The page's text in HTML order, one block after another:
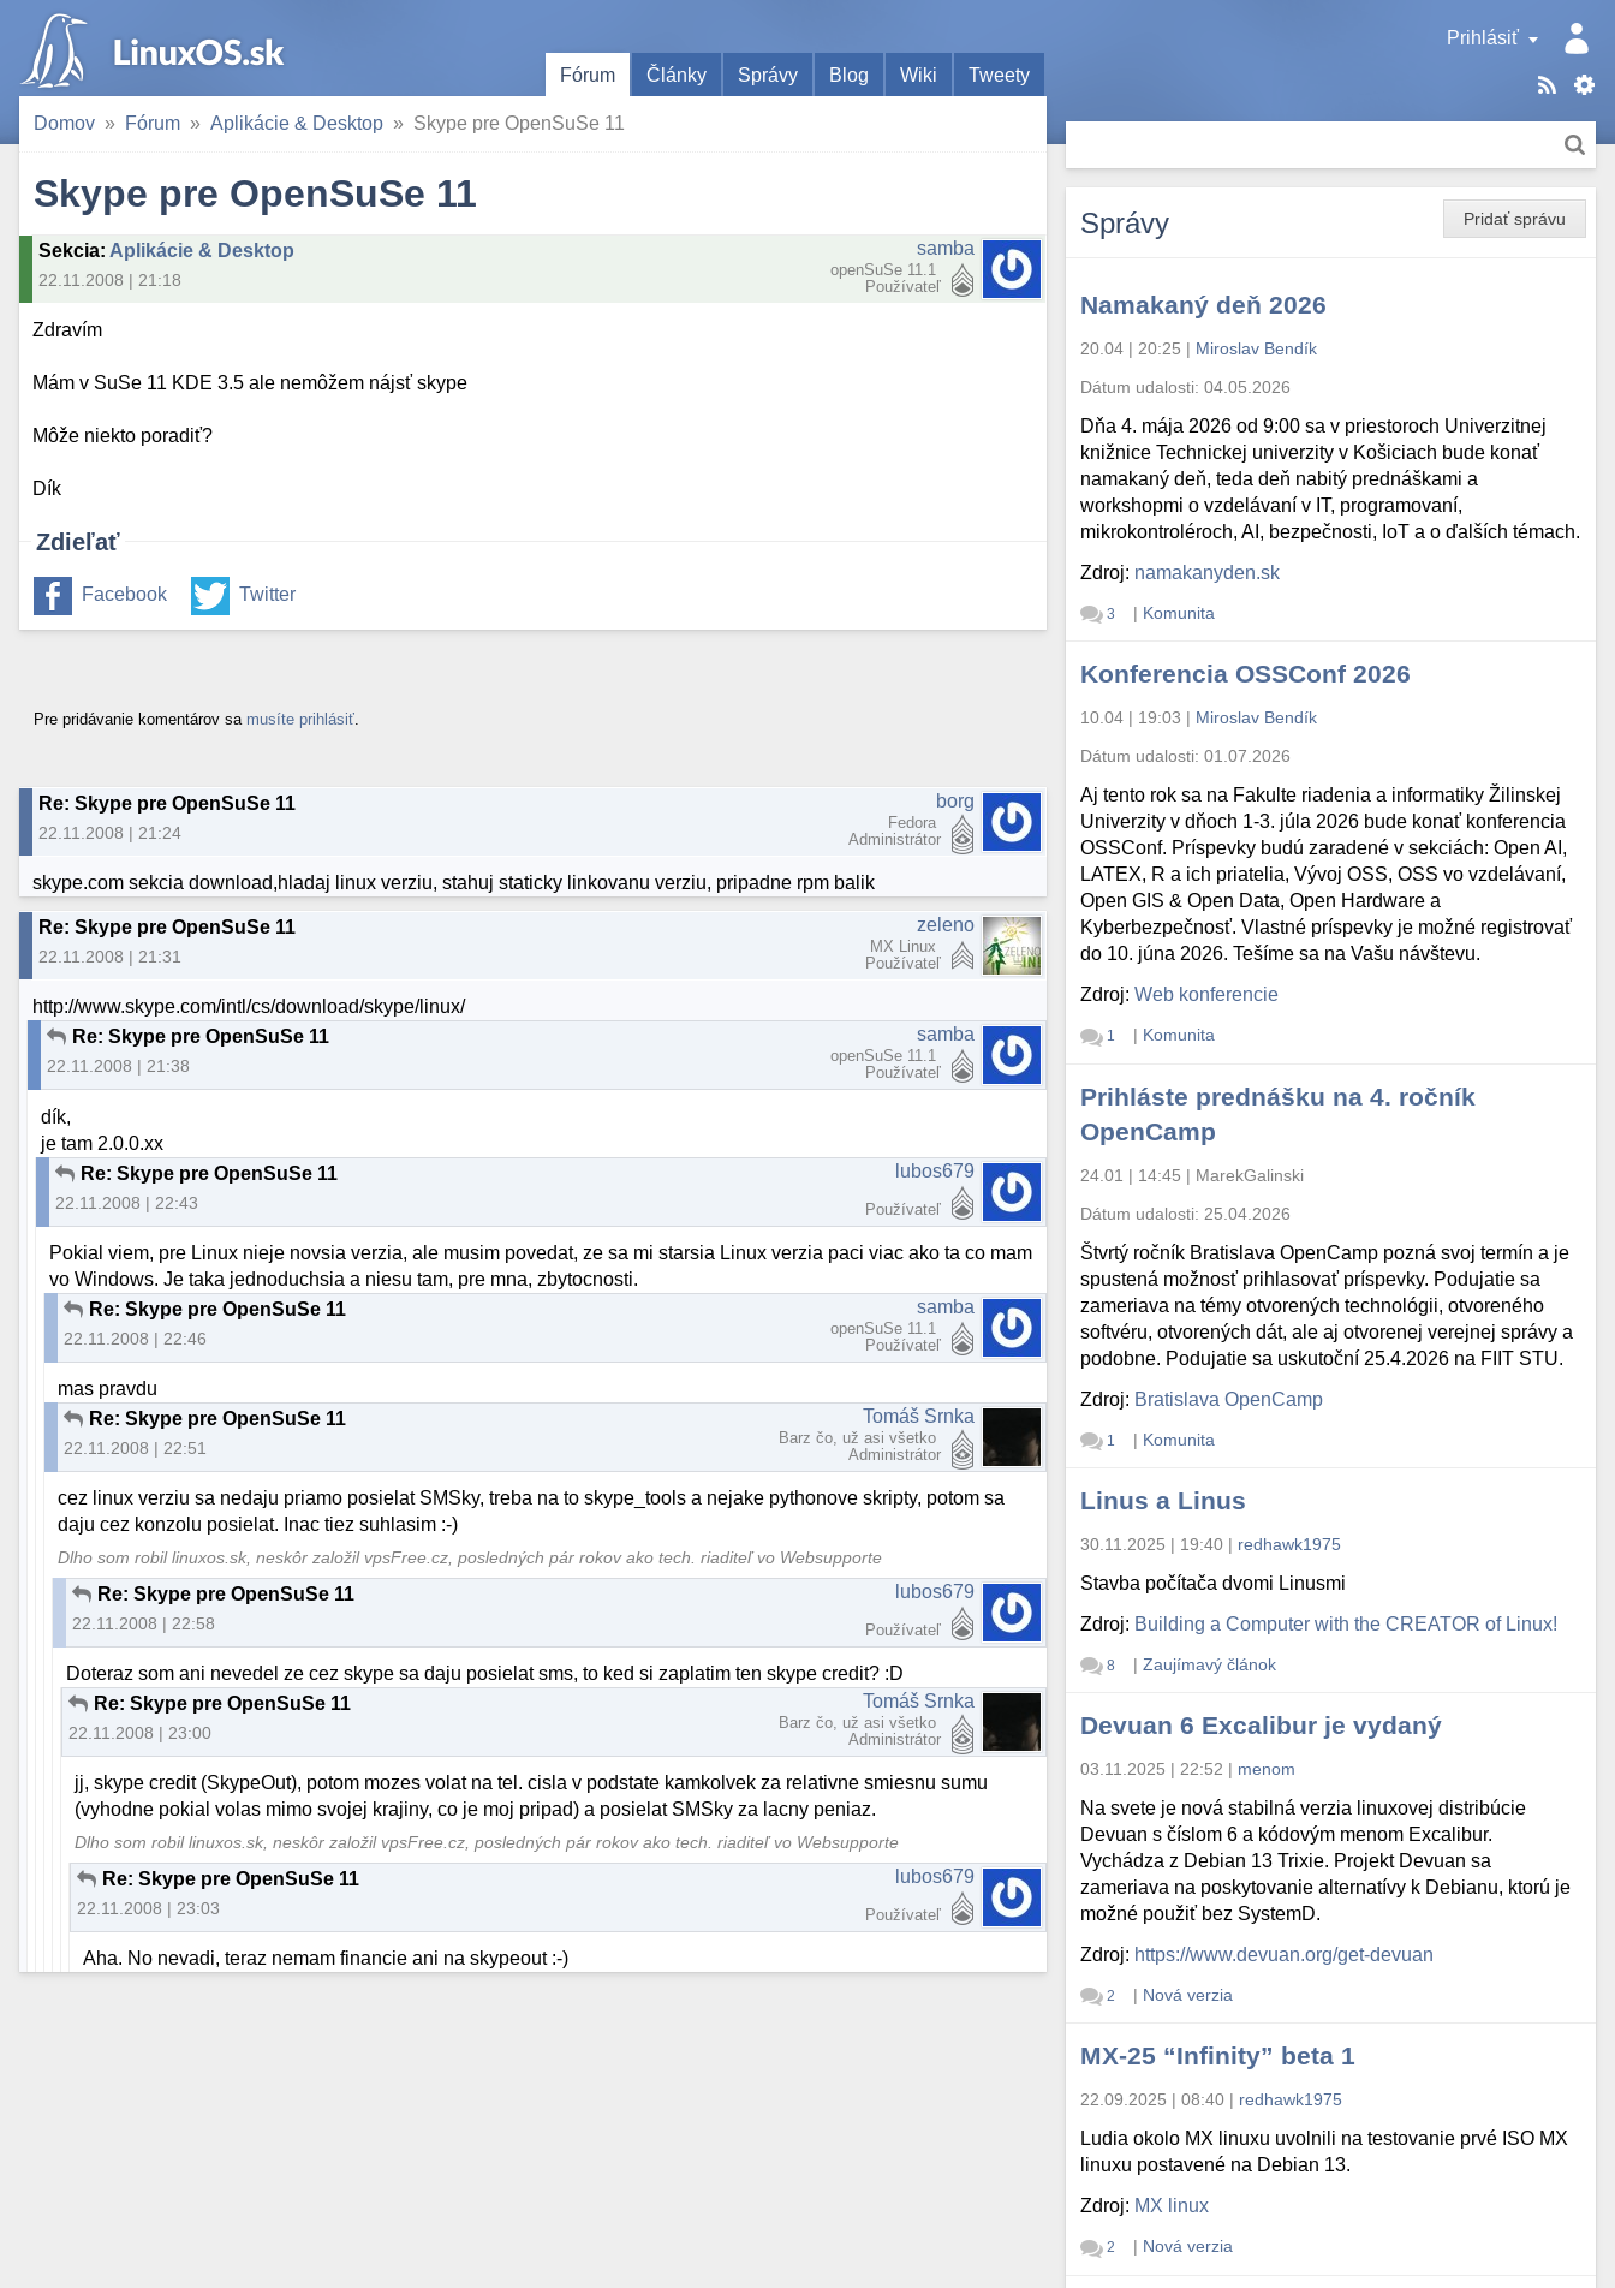
Prihlásiť
Fórum
Články Správy Blog Wiki Tweety
Domov Fórum Aplikácie & Desktop Skype pre OpenSuSe 11
Skype pre OpenSuSe 11
Sekcia: Aplikácie & Desktop
22.11.2008 | 21:18
samba
openSuSe 11.1
Používateľ
Zdravím
Mám v SuSe 11 KDE 3.5 ale nemôžem nájsť skype
Môže niekto poradiť?
Dík
Zdieľať
Facebook Twitter
Pre pridávanie komentárov sa musíte prihlásiť
Re: Skype pre OpenSuSe 11
22.11.2008 | 21:24
borg
Fedora
Administrátor
skype.com sekcia download,hladaj linux verziu, stahuj staticky linkovanu verziu, pripadne rpm balik
Re: Skype pre OpenSuSe 11
22.11.2008 | 21:31
zeleno
MX Linux
Používateľ
http://www.skype.com/intl/cs/download/skype/linux/
Re: Skype pre OpenSuSe 11
22.11.2008 | 21:38
samba
openSuSe 11.1
Používateľ
dík,
je tam 2.0.0.xx
Re: Skype pre OpenSuSe 11
22.11.2008 | 22:43
lubos679
Používateľ
Pokial viem, pre Linux nieje novsia verzia, ale musim povedat, ze sa mi starsia Linux verzia paci viac ako ta co mam
vo Windows. Je taka jednoduchsia a niesu tam, pre mna, zbytocnosti.
Re: Skype pre OpenSuSe 11
22.11.2008 | 22:46
samba
openSuSe 11.1
Používateľ
mas pravdu
Re: Skype pre OpenSuSe 11
22.11.2008 | 22:51
Tomáš Srnka
Barz čo, už asi všetko
Administrátor
cez linux verziu sa nedaju priamo posielat SMSky, treba na to skype_tools a nejake pythonove skripty, potom sa
daju cez konzolu posielat. Inac tiez suhlasim :-)
Dlho som robil linuxos.sk, neskôr založil vpsFree.cz, posledných pár rokov ako tech. riaditeľ vo Websupporte
Re: Skype pre OpenSuSe 11
22.11.2008 | 22:58
lubos679
Používateľ
Doteraz som ani nevedel ze cez skype sa daju posielat sms, to ked si zaplatim ten skype credit? :D
Re: Skype pre OpenSuSe 11
22.11.2008 | 23:00
Tomáš Srnka
Barz čo, už asi všetko
Administrátor
jj, skype credit (SkypeOut), potom mozes volat na tel. cisla v podstate kamkolvek za relativne smiesnu sumu
(vyhodne pokial volas mimo svojej krajiny, co je moj pripad) a posielat SMSky za lacny peniaz.
Dlho som robil linuxos.sk, neskôr založil vpsFree.cz, posledných pár rokov ako tech. riaditeľ vo Websupporte
Re: Skype pre OpenSuSe 11
22.11.2008 | 23:03
lubos679
Používateľ
Aha. No nevadi, teraz nemam financie ani na skypeout :-)
Pridať správu
Správy
Namakaný deň 2026
20.04 | 20:25 | Miroslav Bendík
Dátum udalosti:04.05.2026
Dňa 4. mája 2026 od 9:00 sa v priestoroch Univerzitnej
knižnice Technickej univerzity v Košiciach bude konať
namakaný deň, teda deň nabitý prednáškami a
workshopmi o vzdelávaní v IT, programovaní,
mikrokontroléroch, AI, bezpečnosti, IoT a o ďalších témach.
Zdroj: namakanyden.sk
3 | Komunita
Konferencia OSSConf 2026
10.04 | 19:03 | Miroslav Bendík
Dátum udalosti:01.07.2026
Aj tento rok sa na Fakulte riadenia a informatiky Žilinskej
Univerzity v dňoch 1-3. júla 2026 bude konať konferencia
OSSConf. Príspevky budú zaradené v sekciách: Open AI,
LATEX, R a ich priatelia, Vývoj OSS, OSS vo vzdelávaní,
Open GIS & Open Data, Open Hardware a
Kyberbezpečnosť. Vlastné príspevky je možné registrovať
do 10. júna 2026. Tešíme sa na Vašu návštevu.
Zdroj:Web konferencie
1 | Komunita
Prihláste prednášku na 4. ročník
OpenCamp
24.01 | 14:45 | MarekGalinski
Dátum udalosti: 25.04.2026
Štvrtý ročník Bratislava OpenCamp pozná svoj termín a je
spustená možnosť prihlasovať príspevky. Podujatie sa
zameriava na témy otvorených technológii, otvoreného
softvéru, otvorených dát, ale aj otvorenej verejnej správy a
podobne. Podujatie sa uskutoční 25.4.2026 na FIIT STU.
Zdroj: Bratislava OpenCamp
1 | Komunita
Linus a Linus
30.11.2025 | 19:40 | redhawk1975
Stavba počítača dvomi Linusmi
Zdroj: Building a Computer with the CREATOR of Linux!
8 | Zaujímavý článok
Devuan 6 Excalibur je vydaný
03.11.2025 | 22:52 | menom
Na svete je nová stabilná verzia linuxovej distribúcie
Devuan s číslom 6 a kódovým menom Excalibur.
Vychádza z Debian 13 Trixie. Projekt Devuan sa
zameriava na poskytovanie alternatívy k Debianu, ktorú je
možné použiť bez SystemD.
Zdroj: https://www.devuan.org/get-devuan
2 | Nová verzia
MX-25 “Infinity” beta 1
22.09.2025 | 08:40 | redhawk1975
Ludia okolo MX linuxu uvolnili na testovanie prvé ISO MX
linuxu postavené na Debian 13.
Zdroj: MX linux
2 | Nová verzia